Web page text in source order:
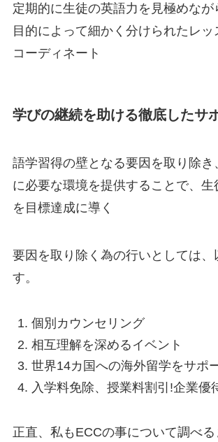
定期的に生徒の英語力を見極めなが
目的によって細かく分けられたレッ
コーディネート
学びの継続を助ける徹底したサ
語学習得の壁となる要因を取り除き
に必要な環境を提供することで、生
を目標達成に導く
要因を取り除く為の行いとしては、
す。
個別カウンセリング
相互理解を深めるイベント
世界14カ国への海外留学をサポ
入学料免除、授業料割引!企業優
正直、私もECCの事について調べ